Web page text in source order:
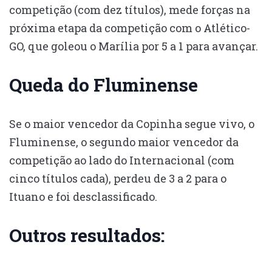
competição (com dez títulos), mede forças na
próxima etapa da competição com o Atlético-
GO, que goleou o Marília por 5 a 1 para avançar.
Queda do Fluminense
Se o maior vencedor da Copinha segue vivo, o
Fluminense, o segundo maior vencedor da
competição ao lado do Internacional (com
cinco títulos cada), perdeu de 3 a 2 para o
Ituano e foi desclassificado.
Outros resultados: